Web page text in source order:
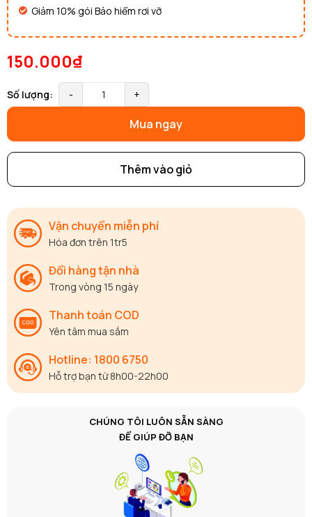
Giảm 10% gói Bảo hiểm rơi vỡ
150.000₫
Số lượng: - +
Mua ngay
Thêm vào giỏ
Vận chuyển miễn phí
Hóa đơn trên 1tr5
Đổi hàng tận nhà
Trong vòng 15 ngày
Thanh toán COD
Yên tâm mua sắm
Hotline: 1800 6750
Hỗ trợ bạn từ 8h00-22h00
CHÚNG TÔI LUÔN SẴN SÀNG
ĐỂ GIÚP ĐỠ BẠN